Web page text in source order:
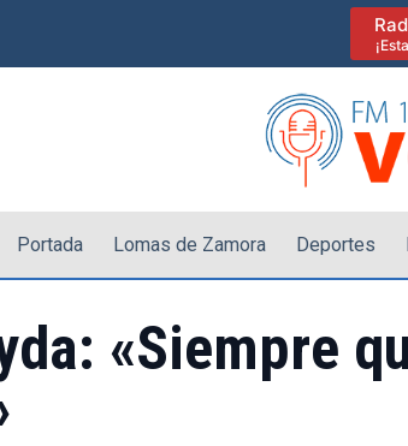
Portada Lomas de Zamora Deportes
«Siempre